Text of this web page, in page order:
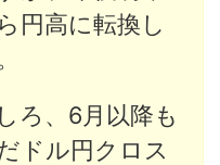
円高に転換し
ろ、6月以降も
ドル円クロス